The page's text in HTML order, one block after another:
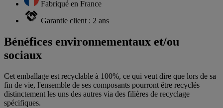
Fabriqué en France
Garantie client : 2 ans
Bénéfices environnementaux et/ou
sociaux
Cet emballage est recyclable à 100%, ce qui veut dire que lors de sa
fin de vie, l'ensemble de ses composants pourront être recyclés
distinctement les uns des autres via des filières de recyclage
spécifiques.